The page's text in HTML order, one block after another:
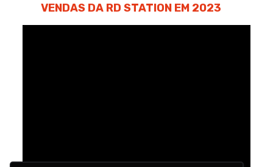
VENDAS DA RD STATION EM 2023